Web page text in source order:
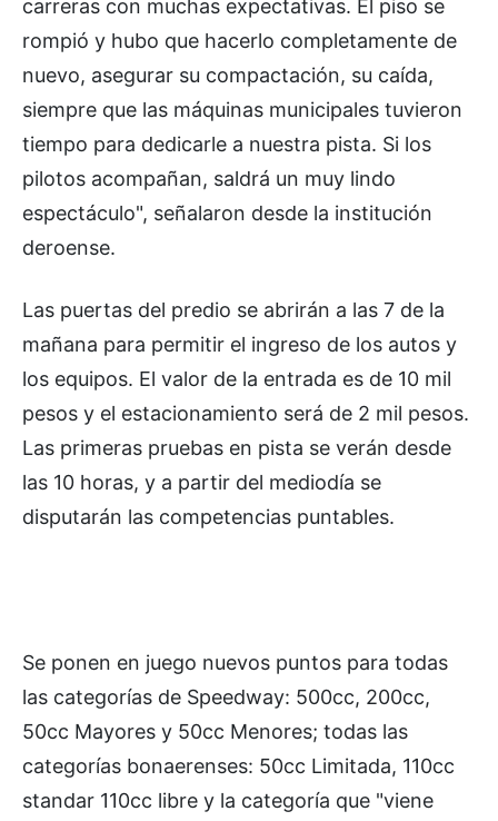
carreras con muchas expectativas. El piso se
rompió y hubo que hacerlo completamente de
nuevo, asegurar su compactación, su caída,
siempre que las máquinas municipales tuvieron
tiempo para dedicarle a nuestra pista. Si los
pilotos acompañan, saldrá un muy lindo
espectáculo", señalaron desde la institución
deroense.
Las puertas del predio se abrirán a las 7 de la
mañana para permitir el ingreso de los autos y
los equipos. El valor de la entrada es de 10 mil
pesos y el estacionamiento será de 2 mil pesos.
Las primeras pruebas en pista se verán desde
las 10 horas, y a partir del mediodía se
disputarán las competencias puntables.
Se ponen en juego nuevos puntos para todas
las categorías de Speedway: 500cc, 200cc,
50cc Mayores y 50cc Menores; todas las
categorías bonaerenses: 50cc Limitada, 110cc
standar 110cc libre y la categoría que "viene